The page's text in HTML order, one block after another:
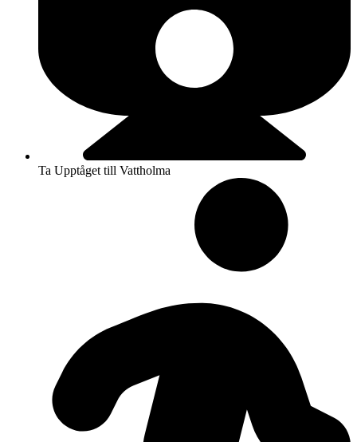
Ta Upptåget till Vattholma